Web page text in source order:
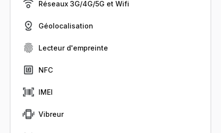
Réseaux 3G/4G/5G et Wifi
Géolocalisation
Lecteur d'empreinte
NFC
IMEI
Vibreur